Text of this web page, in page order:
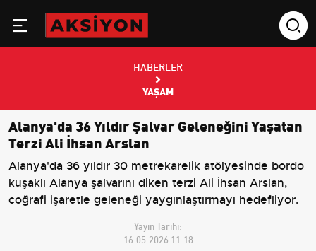
HABERLER
YAŞAM
Alanya'da 36 Yıldır Şalvar Geleneğini Yaşatan
Terzi Ali İhsan Arslan
Alanya'da 36 yıldır 30 metrekarelik atölyesinde bordo
kuşaklı Alanya şalvarını diken terzi Ali İhsan Arslan,
coğrafi işaretle geleneği yaygınlaştırmayı hedefliyor.
Yayın Tarihi:
16.05.2026 11:18